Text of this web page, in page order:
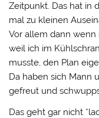
Zeitpunkt. Das hat in
mal zu kleinen
Vor allem dann
weil ich im
musste, den Plan
Da haben sich Mann
gefreut und
Das geht gar nicht